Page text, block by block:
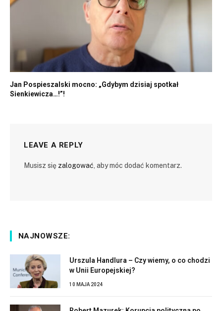
Jan Pospieszalski mocno: „Gdybym dzisiaj spotkał
Sienkiewicza…!”!
LEAVE A REPLY
Musisz się zalogować, aby móc dodać komentarz.
NAJNOWSZE:
Urszula Handlura – Czy wiemy, o co chodzi
w Unii Europejskiej?
10 MAJA 2024